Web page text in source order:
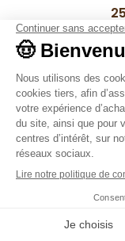
Béret Classique